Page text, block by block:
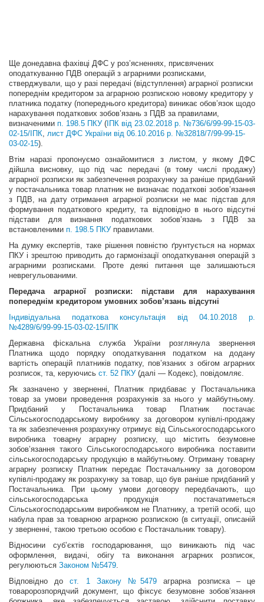
Ще донедавна фахівці ДФС у роз’ясненнях, присвячених
оподаткуванню ПДВ операцій з аграрними розписками,
стверджували, що у разі передачі (відступлення) аграрної розписки
попереднім кредитором за аграрною розпискою новому кредитору у
платника податку (попереднього кредитора) виникає обов’язок щодо
нарахування податкових зобов’язань з ПДВ за правилами,
визначеними п. 198.5 ПКУ( ІПК від 23.02.2018 р. №736/6/99-99-15-03-
02-15/ІПК, лист ДФС України від 06.10.2016 р. №32818/7/99-99-15-
03-02-15).
Втім наразі пропонуємо ознайомитися з листом, у якому ДФС
дійшла висновку, що під час передачі (в тому числі продажу)
аграрної розписки як забезпечення розрахунку за раніше придбаний
у постачальника товар платник не визначає податкові зобов’язання
з ПДВ, на дату отримання аграрної розписки не має підстав для
формування податкового кредиту, та відповідно в нього відсутні
підстави для визнання податкових зобов’язань з ПДВ за
встановленими п. 198.5 ПКУправилами.
На думку експертів, таке рішення повністю ґрунтується на нормах
ПКУ і зрештою приводить до гармонізації оподаткування операцій з
аграрними розписками. Проте деякі питання ще залишаються
неврегульованими.
Передача аграрної розписки: підстави для нарахування
попереднім кредитором умовних зобов’язань відсутні
Індивідуальна податкова консультація від 04.10.2018 р.
№4289/6/99-99-15-03-02-15/ІПК
Державна фіскальна служба України розглянула звернення
Платника щодо порядку оподаткування податком на додану
вартість операцій платників податку, пов’язаних з обігом аграрних
розписок, та, керуючись ст. 52 ПКУ(далі — Кодекс), повідомляє.
Як зазначено у зверненні, Платник придбаває у Постачальника
товар за умови проведення розрахунків за нього у майбутньому.
Придбаний у Постачальника товар Платник постачає
Сільськогосподарському виробнику за договором купівлі-продажу
та як забезпечення розрахунку отримує від Сільськогосподарського
виробника товарну аграрну розписку, що містить безумовне
зобов’язання такого Сільськогосподарського виробника поставити
сільськогосподарську продукцію в майбутньому. Отриману товарну
аграрну розписку Платник передає Постачальнику за договором
купівлі-продажу як розрахунку за товар, що був раніше придбаний у
Постачальника. При цьому умови договору передбачають, що
сільськогосподарська продукція постачатиметься
Сільськогосподарським виробником не Платнику, а третій особі, що
набула прав за товарною аграрною розпискою (в ситуації, описаній
у зверненні, такою третьою особою є Постачальник товару).
Відносини суб’єктів господарювання, що виникають під час
оформлення, видачі, обігу та виконання аграрних розписок,
регулюються Законом №5479.
Відповідно дост. 1 Закону №5479 аграрна розписка – це
товаророзпорядчий документ, що фіксує безумовне зобов’язання